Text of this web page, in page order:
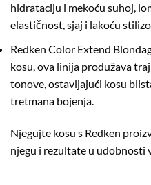
hidrataciju i mekoću suhoj,
elastičnost, sjaj i lakoću
Redken Color Extend
kosu, ova linija produžava
tonove, ostavljajući kosu
tretmana bojenja.
Njegujte kosu s Redken
njegu i rezultate u udobnosti